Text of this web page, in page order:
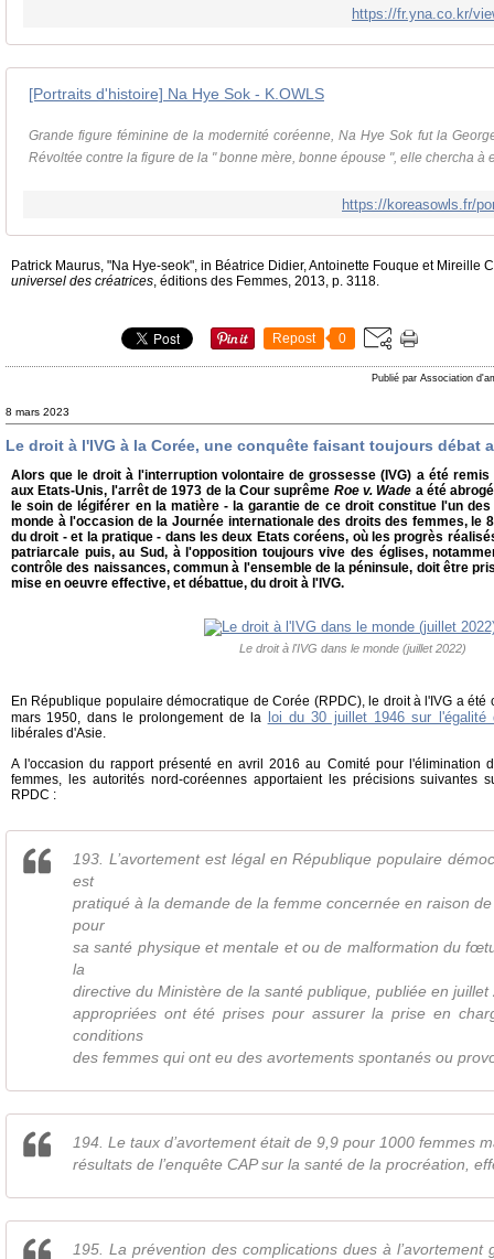
https://fr.yna.co.kr/
[Portraits d'histoire] Na Hye Sok - K.OWLS
Grande figure féminine de la modernité coréenne, Na Hye Sok fut la
Révoltée contre la figure de la " bonne mère, bonne épouse ", elle chercha à
https://koreasowls.fr/
Patrick Maurus, "Na Hye-seok", in Béatrice Didier, Antoinette Fouque et Mireille
universel des créatrices , éditions des Femmes, 2013, p. 3118.
Repost 0
Publié par Association
8 mars 2023
Le droit à l'IVG à la Corée, une conquête faisant toujours débat
Alors que le droit à l'interruption volontaire de grossesse (IVG) a été
aux Etats-Unis, l'arrêt de 1973 de la Cour suprême Roe v. Wade a été
le soin de légiférer en la matière - la garantie de ce droit constitue l'un
monde à l'occasion de la Journée internationale des droits des femmes, le
du droit - et la pratique - dans les deux Etats coréens, où les progrès
patriarcale puis, au Sud, à l'opposition toujours vive des églises,
contrôle des naissances, commun à l'ensemble de la péninsule, doit être
mise en oeuvre effective, et débattue, du droit à l'IVG.
Le droit à l'IVG dans le monde (juillet 2022)
En République populaire démocratique de Corée (RPDC), le droit à l'IVG a
mars 1950, dans le prolongement de la
loi du 30 juillet 1946 sur l'égalité
libérales d'Asie.
A l'occasion du rapport présenté en avril 2016 au Comité pour l'élimination
femmes, les autorités nord-coréennes apportaient les précisions suivantes
RPDC :
193. L’avortement est légal en République populaire
est
pratiqué à la demande de la femme concernée en raison
pour
sa santé physique et mentale et ou de malformation du
la
directive du Ministère de la santé publique, publiée en
appropriées ont été prises pour assurer la prise en
conditions
des femmes qui ont eu des avortements spontanés ou
194. Le taux d’avortement était de 9,9 pour 1000 femmes
résultats de l’enquête CAP sur la santé de la procréation,
195. La prévention des complications dues à l’avortement